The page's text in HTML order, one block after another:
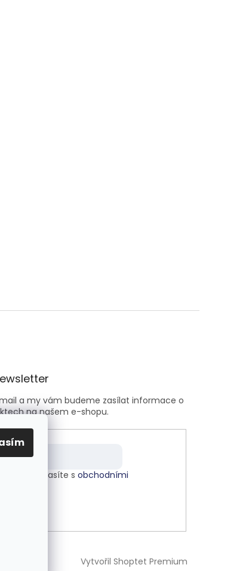
a my vám budeme zasílat informace o
na našem e-shopu.
mailu souhlasíte sobchodními
Vytvořil Shoptet Premium